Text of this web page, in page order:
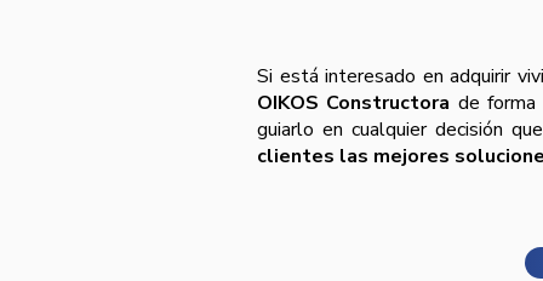
Si está interesado en adquirir
OIKOS Constructora de forma
guiarlo en cualquier decisión
clientes las mejores